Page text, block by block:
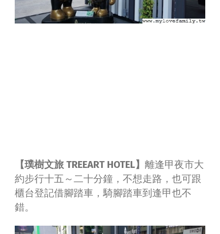
【璞樹文旅 TREEART HOTEL】 離逢甲夜市大
約步行十五～二十分鐘，不想走路，也可跟
櫃台登記借腳踏車，騎腳踏車到逢甲也不
錯。